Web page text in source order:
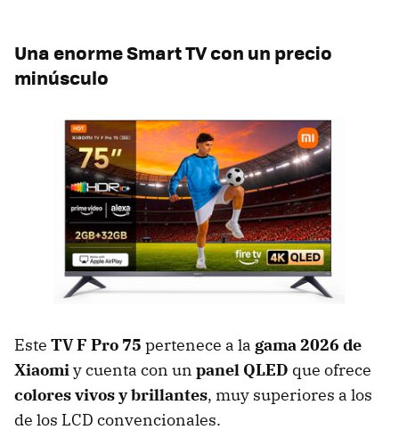
Una enorme Smart TV con un precio
minúsculo
Este TV F Pro 75 pertenece a la gama 2026 de
Xiaomiy cuenta con un panel QLED que ofrece
colores vivos y brillantes, muy superiores a los
de los LCD convencionales.